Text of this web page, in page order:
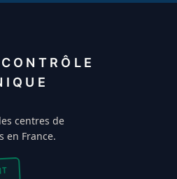
centres de
en France.